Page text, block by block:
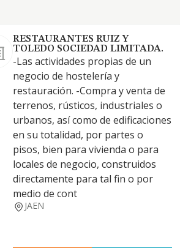
RESTAURANTES RUIZ Y
TOLEDO SOCIEDAD LIMITADA.
-Las actividades propias de un
negocio de hostelería y
restauración. -Compra y venta de
terrenos, rústicos, industriales o
urbanos, así como de edificaciones
en su totalidad, por partes o
pisos, bien para vivienda o para
locales de negocio, construidos
directamente para tal fin o por
medio de cont
JAEN